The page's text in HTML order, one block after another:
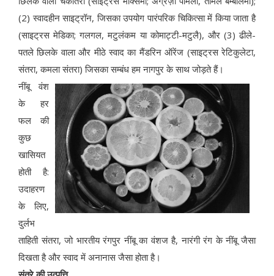
(2) स्वादहीन साइट्रॉन, जिसका उपयोग पारंपरिक चिकित्सा में किया जाता है
(साइट्रस मेडिका; गलगल, मटुलंकम या कोमाट्टी-मटुलै), और (3) ढीले-
पतले छिलके वाला और मीठे स्वाद का मैंडरिन ऑरेंज (साइट्रस रेटिकुलेटा,
संतरा, कमला संतरा) जिसका सम्बंध हम नागपुर के साथ जोड़ते हैं।
नींबू वंश
के हर
फल की
कुछ
खासियत
होती है:
उदाहरण
के लिए,
दुर्लभ
ताहिती संतरा, जो भारतीय रंगपुर नींबू का वंशज है, नारंगी रंग के नींबू जैसा
दिखता है और स्वाद में अनानास जैसा होता है।